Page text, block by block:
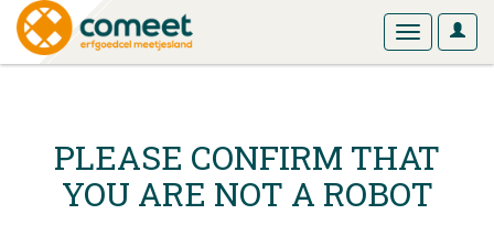
User
Toggle
PLEASE CONFIRM THAT
YOU ARE NOT A ROBOT